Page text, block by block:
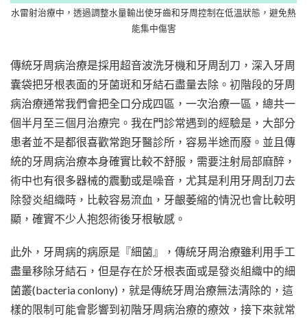
水雷射治療中，透過調整水量輸出使牙齒和牙周控制在低溫狀態，避免熱
能集中傷害
傳統牙周病治療是採用超音波洗牙機和牙周刮刀，深入牙周
囊袋把牙根表面的牙菌斑和牙結石盡量去除。初階段的牙周
病治療通常我們會把全口分成四區，一次治療一區，總共一
個半月至三個月治療完。我在門診常遇到的經驗是，大部分
患者並不是都很喜歡常跑牙醫診所，容易半途而廢。並且傳
統的牙周病治療本身確實比較不舒服，需要注射局部麻醉，
術中也有很多器械的震動或是噪音，尤其是利用牙周刮刀去
除發炎組織時，比較容易流血，牙齦萎縮的情況也會比較明
顯，確實不少人抱怨術後牙根敏感。
此外，牙周病的病原是『細菌』，傳統牙周治療雖利用手工
盡量移除牙結石，但是存在於牙根表面或是發炎組織中的細
菌叢(bacteria conlony)，就是傳統牙周治療無法清除的，這
樣的限制可能會影響到初階牙周病治療的療效，接下來就常